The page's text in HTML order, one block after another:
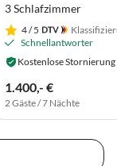
3 Schlafzimmer
4/ 5
Schnellantworter
Kostenlose Stornierung
1.400,- €
2 Gäste / 7 Nächte